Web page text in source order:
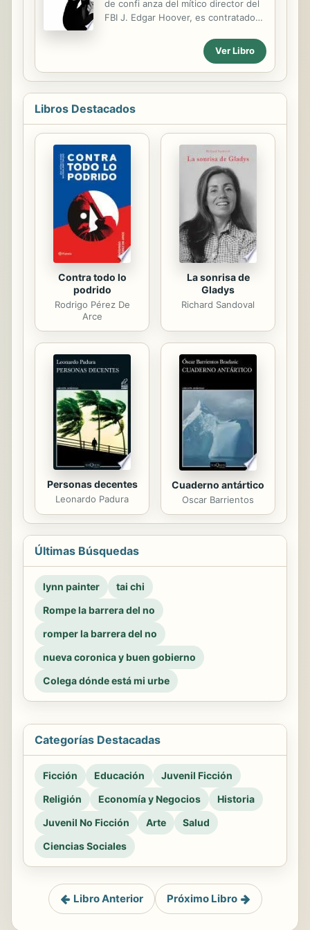
de confi anza del mítico director del
FBI J. Edgar Hoover, es contratado
Ackerman para investigar el paradero
de la primera película americana de
vampiros, el fi lme más buscado de la
sesenta; sin embargo, un enigmático
joven afirma haber asistido
recientemente a una proyección
privada. La leyenda asegura que
Londres después de medianoche
trajo la desgracia a sus actores
porque en ella actuaban vampiros
reales, que los cines que la...
Ver Libro
Libros Destacados
Contra todo lo
podrido
Rodrigo Pérez De
Arce
La sonrisa de
Gladys
Richard Sandoval
Personas decentes
Leonardo Padura
Cuaderno antártico
Oscar Barrientos
Últimas Búsquedas
lynn painter
tai chi
Rompe la barrera del no
romper la barrera del no
nueva coronica y buen gobierno
Colega dónde está mi urbe
Categorías Destacadas
Ficción Educación
Juvenil Ficción
Religión
Economía y Negocios
Historia
Juvenil No Ficción
Arte
Salud
Ciencias Sociales
Libro Anterior Próximo Libro